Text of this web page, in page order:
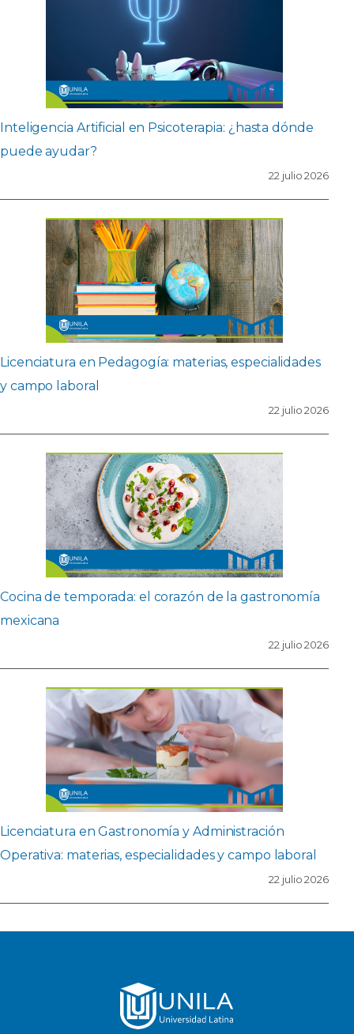
Inteligencia Artificial en Psicoterapia: ¿hasta dónde
puede ayudar?
22 julio 2026
Licenciatura en Pedagogía: materias, especialidades
y campo laboral
22 julio 2026
Cocina de temporada: el corazón de la gastronomía
mexicana
22 julio 2026
Licenciatura en Gastronomía y Administración
Operativa: materias, especialidades y campo laboral
22 julio 2026